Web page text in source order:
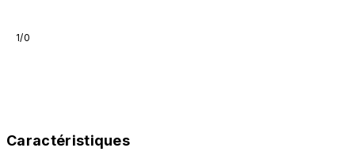
1/0
Caractéristiques